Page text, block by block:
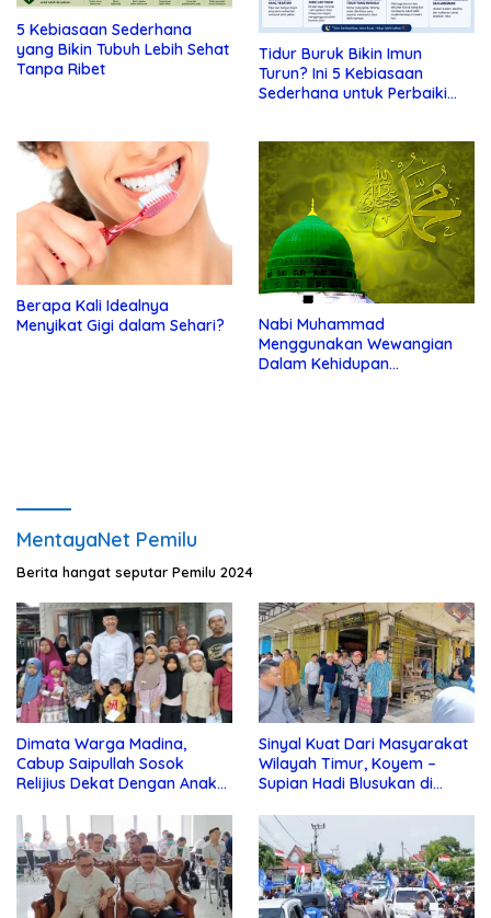
5 Kebiasaan Sederhana
yang Bikin Tubuh Lebih Sehat
Tanpa Ribet
Tidur Buruk Bikin Imun
Turun? Ini 5 Kebiasaan
Sederhana untuk Perbaiki
Berapa Kali Idealnya
Menyikat Gigi dalam Sehari?
Nabi Muhammad
Menggunakan Wewangian
Dalam Kehidupan
MentayaNet Pemilu
Berita hangat seputar Pemilu 2024
Dimata Warga Madina,
Cabup Saipullah Sosok
Relijius Dekat Dengan Anak
Sinyal Kuat Dari Masyarakat
Wilayah Timur, Koyem –
Supian Hadi Blusukan di